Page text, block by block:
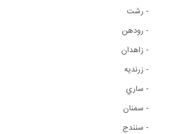
- رشت
- رودهن
- زاهدان
- زرنديه
- ساري
- سمنان
- سنندج